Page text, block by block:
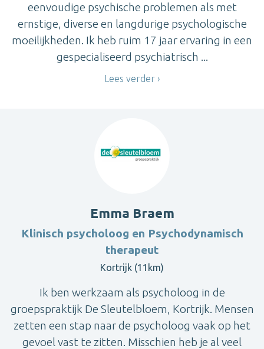
eenvoudige psychische problemen als met
ernstige, diverse en langdurige psychologische
moeilijkheden. Ik heb ruim 17 jaar ervaring in een
gespecialiseerd psychiatrisch ...
Lees verder
Emma Braem
Klinisch psycholoog en Psychodynamisch
therapeut
Kortrijk (11km)
Ik ben werkzaam als psycholoog in de
groepspraktijk De Sleutelbloem, Kortrijk. Mensen
zetten een stap naar de psycholoog vaak op het
gevoel vast te zitten. Misschien heb je al veel